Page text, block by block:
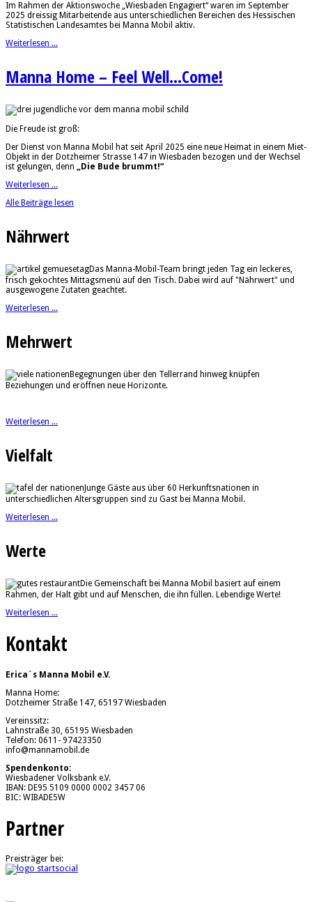
Im Rahmen der Aktionswoche „Wiesbaden Engagiert“ waren im September
2025 dreissig Mitarbeitende aus unterschiedlichen Bereichen des Hessischen
Statistischen Landesamtes bei Manna Mobil aktiv.
Weiterlesen ...
Manna Home – Feel Well...Come!
Die Freude ist groß:
Der Dienst von Manna Mobil hat seit April 2025 eine neue Heimat in einem Miet-
Objekt in der Dotzheimer Strasse 147 in Wiesbaden bezogen und der Wechsel
ist gelungen, denn „Die Bude brummt!“
Weiterlesen ...
Alle Beiträge lesen
Nährwert
Das Manna-Mobil-Team bringt jeden Tag ein leckeres,
frisch gekochtes Mittagsmenü auf den Tisch. Dabei wird auf "Nährwert" und
ausgewogene Zutaten geachtet.
Weiterlesen ...
Mehrwert
Begegnungen über den Tellerrand hinweg knüpfen
Beziehungen und eröffnen neue Horizonte.
Weiterlesen ...
Vielfalt
Junge Gäste aus über 60 Herkunftsnationen in
unterschiedlichen Altersgruppen sind zu Gast bei Manna Mobil.
Weiterlesen ...
Werte
Die Gemeinschaft bei Manna Mobil basiert auf einem
Rahmen, der Halt gibt und auf Menschen, die ihn füllen. Lebendige Werte!
Weiterlesen ...
Kontakt
Erica´s Manna Mobil e.V.
Manna Home:
Dotzheimer Straße 147, 65197 Wiesbaden
Vereinssitz:
Lahnstraße 30, 65195 Wiesbaden
Telefon: 0611- 97423350
info@mannamobil.de
Spendenkonto:
Wiesbadener Volksbank e.V.
IBAN: DE95 5109 0000 0002 3457 06
BIC: WIBADE5W
Partner
Preisträger bei: